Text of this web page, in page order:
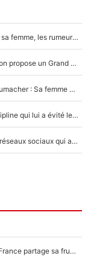
F1 : Charles Leclerc surpris par les paparazzis avec sa femme, les rumeurs étaient vraies !
Comme pour le final du Tour de France, Esteban Ocon propose un Grand Prix de Formule 1 à Paris : «Autour de l’Arc de Triomphe, ce serait génial» !
Nouvelle rumeur autour de la santé de Michael Schumacher : Sa femme Corinna sort du silence
F1 - Lewis Hamilton victime de harcèlement, la discipline qui lui a évité le pire : «J'aurais probablement mal tourné»
Lewis Hamilton : Le talent inattendu dévoilé sur les réseaux sociaux qui a impressionné Kim Kardashian pendant leurs vacances en amoureux !
Mis de côté par Fabien Galthié, un joueur du XV de France partage sa frustration : «ils ne me l’ont pas dit tout de suite»